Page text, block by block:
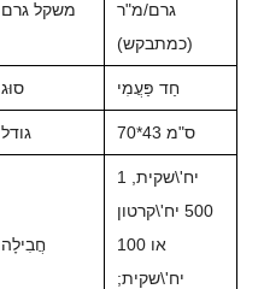
משקל גרם
גרם/מ"ר
(כמתבקש)
סוּג חַד פַּעֲמִי
גודל 70*43 ס"מ
חֲבִילָה
1 יח'\שקית,
500 יח'\קרטון
או 100
יח'\שקית;